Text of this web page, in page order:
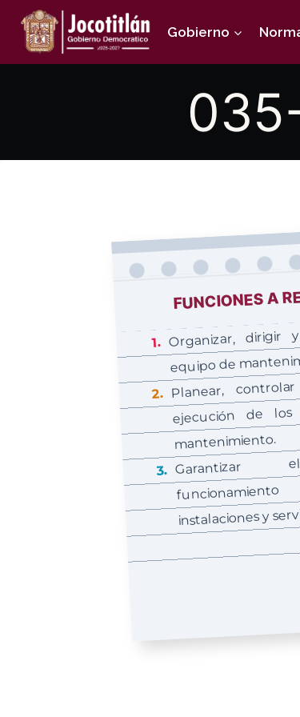
Saltar
Gobierno
FUNCIONES A
Organizar, dirigir
equipo de
Planear,
ejecución de los
mantenimiento.
instalaciones y